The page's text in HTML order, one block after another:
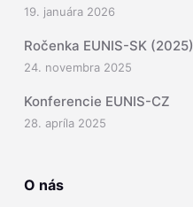
19. januára 2026
Ročenka EUNIS-SK (2025)
24. novembra 2025
Konferencie EUNIS-CZ
28. apríla 2025
O nás